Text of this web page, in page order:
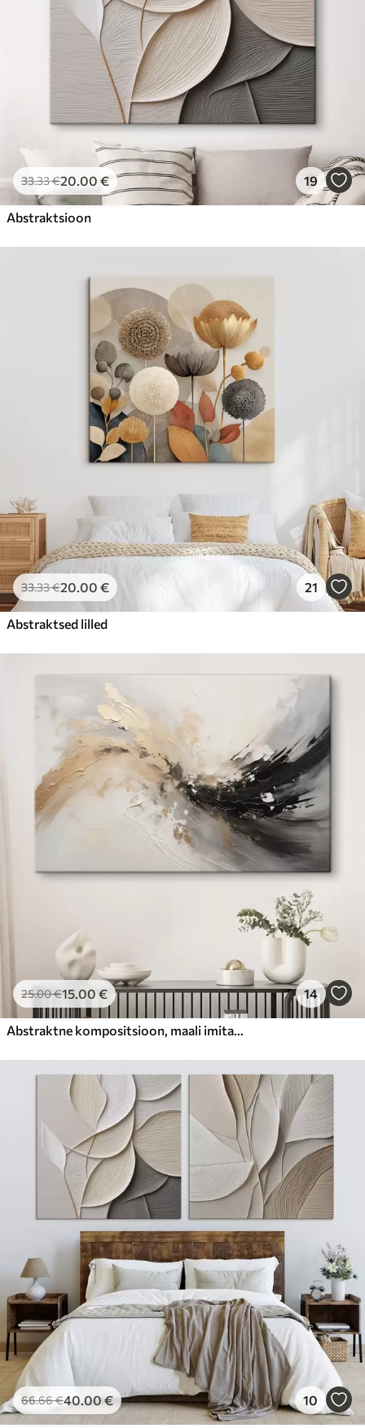
33.33€20.00 € 19
Abstraktsioon
33.33€20.00 € 21
Abstraktsed lilled
25.00€15.00 € 14
Abstraktne kompositsioon, maali imitatsioon
66.66€40.00€ 10